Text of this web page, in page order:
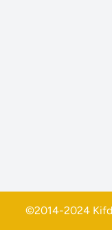
©2014-2024